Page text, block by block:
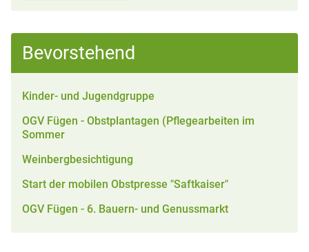
Bevorstehend
Kinder- und Jugendgruppe
OGV Fügen - Obstplantagen (Pflegearbeiten im
Sommer
Weinbergbesichtigung
Start der mobilen Obstpresse "Saftkaiser"
OGV Fügen - 6. Bauern- und Genussmarkt